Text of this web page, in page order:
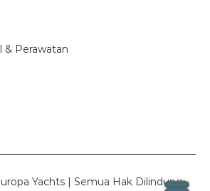
& Perawatan
Yachts | Semua Hak Dilindungi